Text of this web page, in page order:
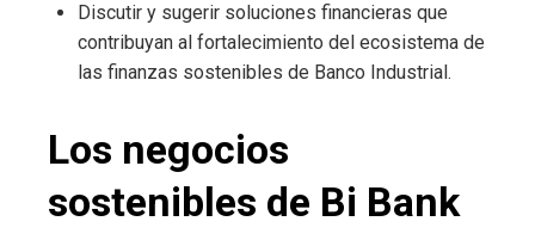
Discutir y sugerir soluciones financieras que
contribuyan al fortalecimiento del ecosistema de
las finanzas sostenibles de Banco Industrial.
Los negocios
sostenibles de Bi Bank